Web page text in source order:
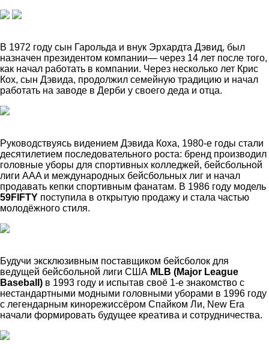
В 1972 году сын Гарольда и внук Эрхардта Дэвид, был
назначен президентом компании— через 14 лет после того,
как начал работать в компании. Через несколько лет Крис
Кох, сын Дэвида, продолжил семейную традицию и начал
работать на заводе в Дерби у своего деда и отца.
Руководствуясь видением Дэвида Коха, 1980-е годы стали
десятилетием последовательного роста: бренд производил
головные уборы для спортивных колледжей, бейсбольной
лиги AAA и международных бейсбольных лиг и начал
продавать кепки спортивным фанатам. В 1986 году модель
59FIFTY поступила в открытую продажу и стала частью
молодёжного стиля.
Будучи эксклюзивным поставщиком бейсболок для
ведущей бейсбольной лиги США MLB (Major League
Baseball) в 1993 году и испытав своё 1-е знакомство с
нестандартными модными головными уборами в 1996 году
с легендарным кинорежиссёром Спайком Ли, New Era
начали формировать будущее креатива и сотрудничества.